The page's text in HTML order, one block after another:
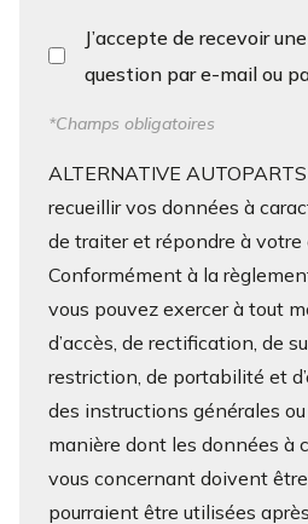
J’accepte de recevoir
question par e-mail ou
*Champs obligatoires
ALTERNATIVE
recueillir vos données à
de traiter et répondre à
Conformément à la
vous pouvez exercer à tout
d’accès, de rectification, de
restriction, de portabilité et
des instructions générales
manière dont les données à
vous concernant doivent
pourraient être utilisées